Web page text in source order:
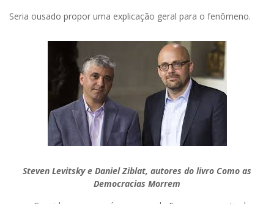
Seria ousado propor uma explicação geral para o fenômeno.
Steven Levitsky e Daniel Ziblat, autores do livro Como as
Democracias Morrem